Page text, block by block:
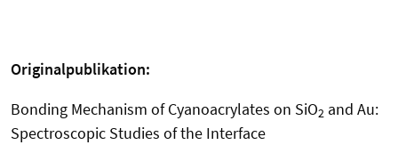
Originalpublikation:
Bonding Mechanism of Cyanoacrylates on SiO2 and Au:
Spectroscopic Studies of the Interface